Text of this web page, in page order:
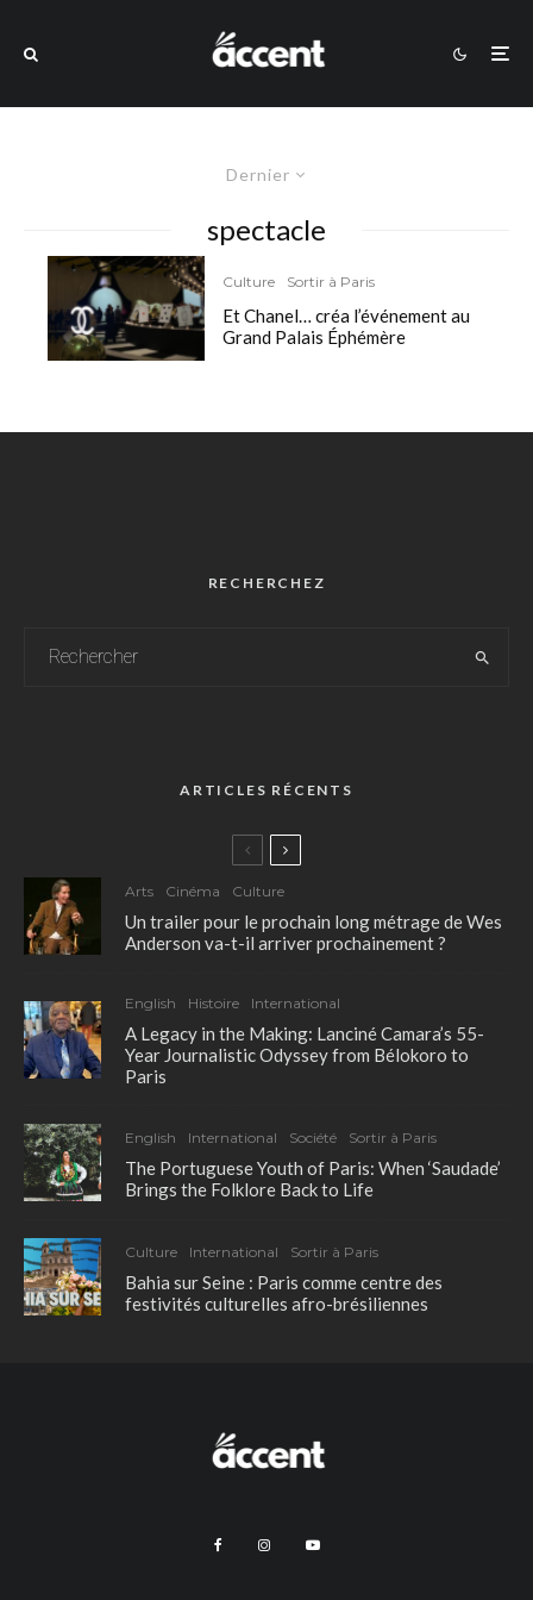
Dernier
spectacle
Culture Sortir à Paris
Et Chanel… créa l’événement au
Grand Palais Éphémère
RECHERCHEZ
ARTICLES RÉCENTS
Arts Cinéma Culture
Un trailer pour le prochain long métrage de Wes
Anderson va-t-il arriver prochainement ?
English Histoire International
A Legacy in the Making: Lanciné Camara’s 55-
Year Journalistic Odyssey from Bélokoro to
Paris
English International Société Sortir à Paris
The Portuguese Youth of Paris: When ‘Saudade’
Brings the Folklore Back to Life
Culture International Sortir à Paris
Bahia sur Seine : Paris comme centre des
festivités culturelles afro-brésiliennes